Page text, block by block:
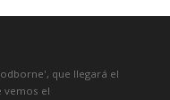
que llegará el
vemos el